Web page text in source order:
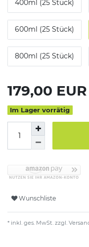
400ml (25 Stück)
600ml (25 Stück)
800ml (25 Stück)
179,00 EUR
Im Lager vorrätig
Wunschliste
* inkl. ges. MwSt. zzgl.